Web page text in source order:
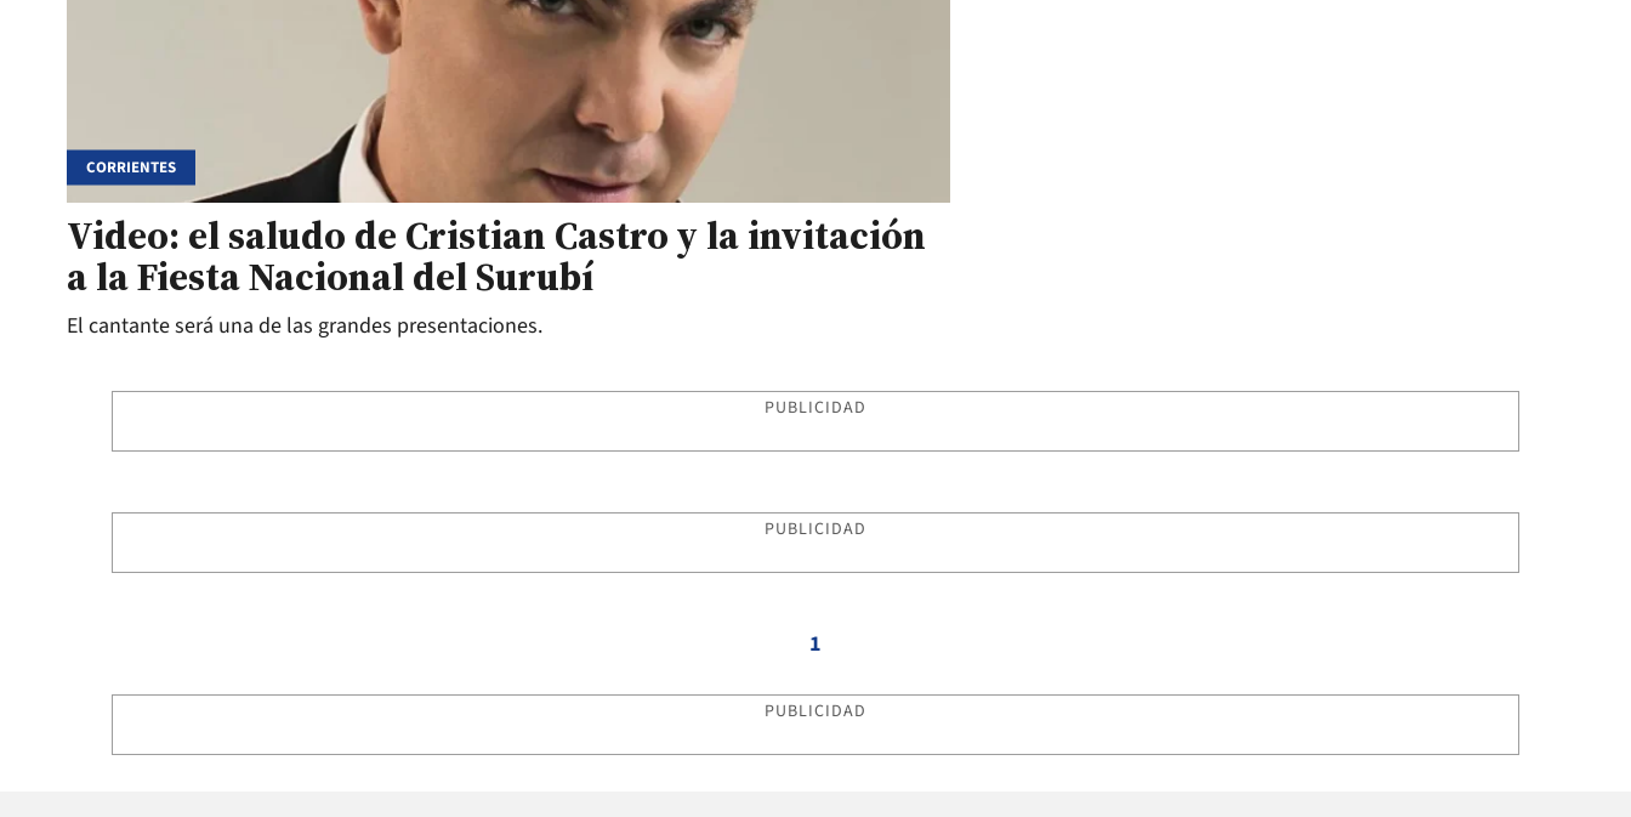
CORRIENTES
Video: el saludo de Cristian Castro y la invitación
a la Fiesta Nacional del Surubí
El cantante será una de las grandes presentaciones.
PUBLICIDAD
PUBLICIDAD
1
PUBLICIDAD